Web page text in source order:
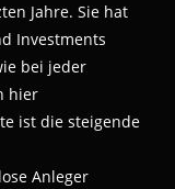
Jahre. Sie hat
Investments
bei jeder
hier
ist die steigende
Anleger